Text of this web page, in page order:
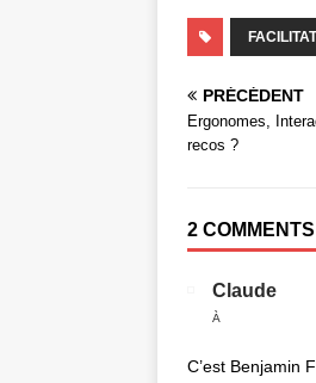
PRÉCÉDENT
Ergonomes,
recos ?
2 COMMENTS
Claude
À
C’est Benjamin